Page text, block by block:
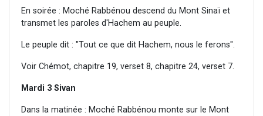
En soirée : Moché Rabbénou descend du Mont Sinaï et
transmet les paroles d'Hachem au peuple.
Le peuple dit : "Tout ce que dit Hachem, nous le ferons".
Voir Chémot, chapitre 19, verset 8, chapitre 24, verset 7.
Mardi 3 Sivan
Dans la matinée : Moché Rabbénou monte sur le Mont